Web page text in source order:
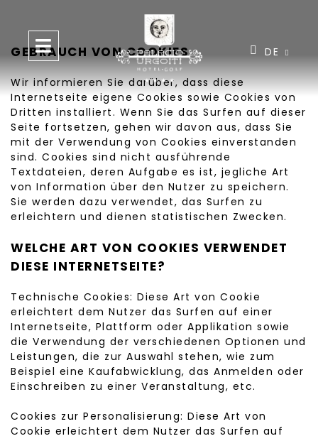
DE
GEBRAUCH VON COOKIES
Wir informieren Sie darüber, dass diese
Internetseite eigene Cookies sowie Cookies von
Dritten installiert. Wenn Sie das Surfen auf dieser
Seite fortsetzen, gehen wir davon aus, dass Sie
mit der Verwendung von Cookies einverstanden
sind. Cookies sind nicht ausführende
Textdateien, deren Aufgabe es ist, jegliche Art
von Information über den Nutzer zu speichern.
Sie werden dazu verwendet, das Surfen zu
erleichtern und dienen statistischen Zwecken.
WELCHE ART VON COOKIES VERWENDET
DIESE INTERNETSEITE?
Technische Cookies: Diese Art von Cookie
erleichtert dem Nutzer das Surfen auf einer
Internetseite, Plattform oder Applikation sowie
die Verwendung der verschiedenen Optionen und
Leistungen, die zur Auswahl stehen, wie zum
Beispiel eine Kaufabwicklung, das Anmelden oder
Einschreiben zu einer Veranstaltung, etc.
Cookies zur Personalisierung: Diese Art von
Cookie erleichtert dem Nutzer das Surfen auf